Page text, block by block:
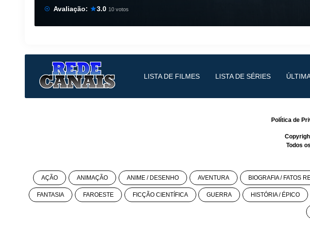
Avaliação:
3.0 10 votos
LISTA DE FILMES LISTA DE SÉRIES
Política de
Todos
AÇÃO ANIMAÇÃO ANIME / DESENHO AVENTURA BIOGRAFIA / FATOS
FANTASIA FAROESTE FICÇÃO CIENTÍFICA GUERRA HISTÓRIA / ÉPICO